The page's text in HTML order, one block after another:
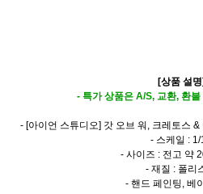
[상품 설명]
- 특가 상품은 A/S, 교환, 환
- [아이언 스튜디오] 갓 오브 워, 크레토스
- 스케일 : 1/
- 사이즈 : 전고 약
- 재질 : 폴리
- 핸드 페인팅, 베